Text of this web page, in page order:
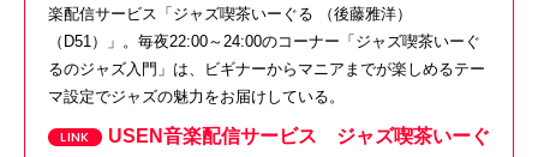
楽配信サービス「ジャズ喫茶いーぐる （後藤雅洋）
（D51）」。毎夜22:00～24:00のコーナー「ジャズ喫茶いーぐ
るのジャズ入門」は、ビギナーからマニアまでが楽しめるテー
マ設定でジャズの魅力をお届けしている。
USEN音楽配信サービス ジャズ喫茶いーぐ